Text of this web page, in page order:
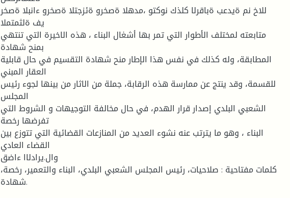
للاخ نم ةيدعب ةباقرلا كلذك نوكتو ،مدهلا ةصخرو ةئزجتلا ةصخرو ءانبلا ةصخر
يف ةلثمتملا
متابعته لمختلف الأطوار التي تمر بها أشغال البناء ، هذه الاخيرة التي تنتهي
بمنح شهادة
المطابقة، وله كذلك في نفس هذا الإطار منح شهادة التقسيم في حال قابلية
العقار المبني
للقسمة، وقد ينتج عن ممارسة هذه الرقابة، جملة من الاثار من بينها لجوء رئيس
المجلس
الشعبي البلدي إصدار قرار الهدم، في حال مخالفة التوجيهات و الشروط التي
تفرضها رخصة
البناء ، وهو ما يترتب عنه نشوء العديد من المنازعات القضائية التي تتوزع بين
القضاء العادي
وال.يرادلاا ءاضق
كلمات مفتاحية : صلاحيات، رئيس المجلس الشعبي البلدي، البناء والتعمير، رخصة،
شهادة.